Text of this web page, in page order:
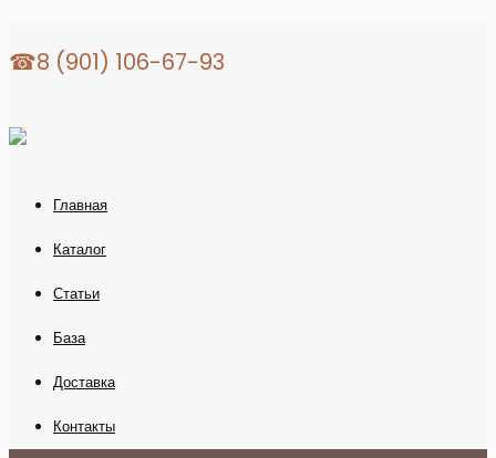
☎8 (901) 106-67-93
Главная
Каталог
Статьи
База
Доставка
Контакты